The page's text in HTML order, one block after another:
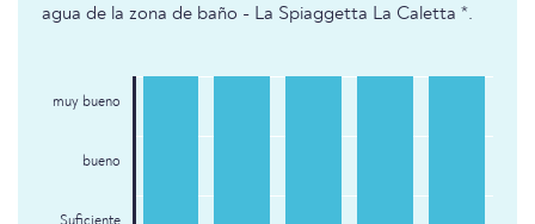
agua de la zona de baño - La Spiaggetta La Caletta *.
muy bueno
bueno